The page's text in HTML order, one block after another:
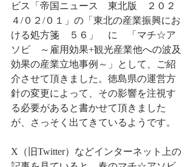
ビス「帝国ニュース　東北版　２０２
４/０２/０１」の「東北の産業振興にお
ける処方箋　５６」　に　「マチ☆ア
ソビ　～雇用効果+観光産業他への波及
効果の産業立地事例～」として、ご紹
介させて頂きました。徳島県の運営方
針の変更によって、その影響を注視す
る必要があると書かせて頂きました
が、さっそく出てきているようです。
X（旧Twitter）などインターネット上の